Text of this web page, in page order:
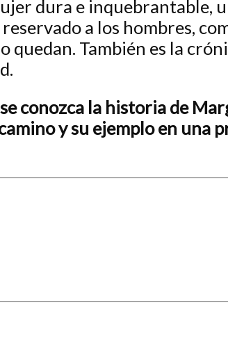
dura e inquebrantable,
a los hombres,
También es la
conozca la historia de
y su ejemplo en una